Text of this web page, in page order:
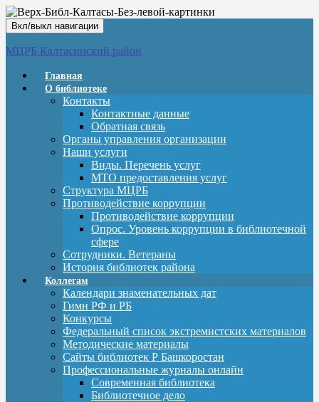
Вкл/выкл навигации
МЦРБ Калтасинский район
Главная
О библиотеке
Контакты
Контактные данные
Обратная связь
Органы управления организации
Наши услуги
Виды. Перечень услуг
МТО предоставления услуг
Структура МЦРБ
Противодействие коррупции
Противодействие коррупции
Опрос. Уровень коррупции в библиотечной
сфере
Сотрудники. Ветераны
История библиотек района
Коллегам
Календари знаменательных дат
Гимн РФ и РБ
Конкурсы
Федеральный список экстремистских материалов
Методические материалы
Сайты библиотек Р Башкоростан
Профессиональные журналы онлайн
Современная библиотека
Библиотечное дело